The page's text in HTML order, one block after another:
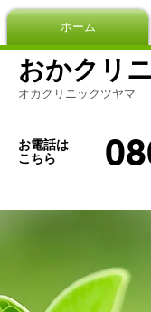
ホーム
おかクリ
オカクリニックツヤマ
お電話は
こちら